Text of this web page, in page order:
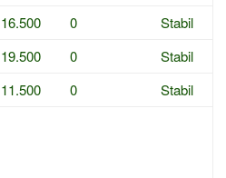
16.500 0
Stabil
19.500 0
Stabil
11.500 0 Stabil